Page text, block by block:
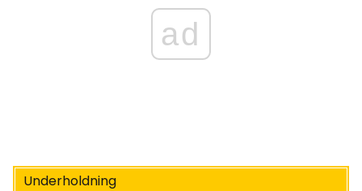
ad
Underholdning